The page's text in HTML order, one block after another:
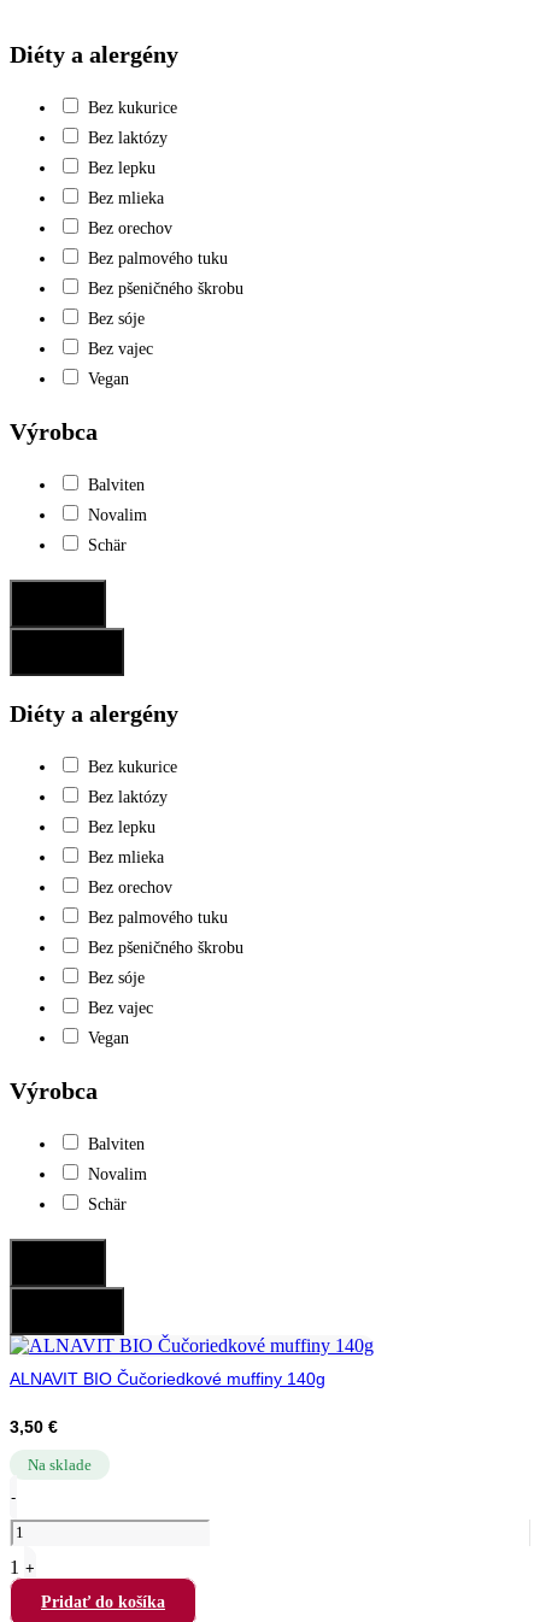
Diéty a alergény
Bez kukurice
Bez laktózy
Bez lepku
Bez mlieka
Bez orechov
Bez palmového tuku
Bez pšeničného škrobu
Bez sóje
Bez vajec
Vegan
Výrobca
Balviten
Novalim
Schär
Diéty a alergény
Bez kukurice
Bez laktózy
Bez lepku
Bez mlieka
Bez orechov
Bez palmového tuku
Bez pšeničného škrobu
Bez sóje
Bez vajec
Vegan
Výrobca
Balviten
Novalim
Schär
ALNAVIT BIO Čučoriedkové muffiny 140g
3,50 €
Na sklade
-
1 +
Pridať do košíka